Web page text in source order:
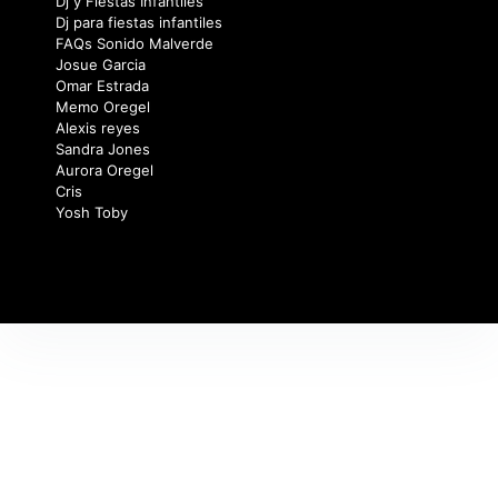
Dj para fiestas infantiles
FAQs Sonido Malverde
Josue Garcia
Omar Estrada
Memo Oregel
Alexis reyes
Sandra Jones
Aurora Oregel
Cris
Yosh Toby